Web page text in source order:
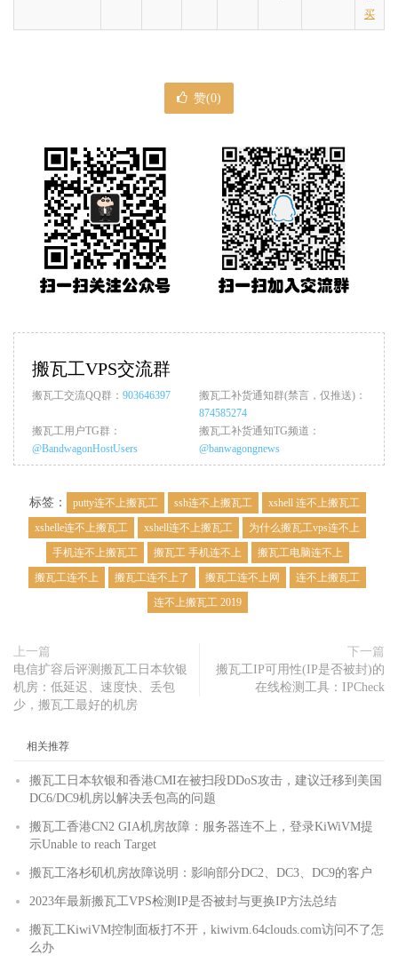
买
赞(0)
搬瓦工VPS交流群
搬瓦工交流QQ群： 903646397
搬瓦工补货通知群(禁言，仅推送)：
874585274
搬瓦工用户TG群：
@BandwagonHostUsers
搬瓦工补货通知TG频道：
@banwagongnews
标签： putty连不上搬瓦工 ssh连不上搬瓦工
xshell 连不上搬瓦工
xshelle连不上搬瓦工
xshell连不上搬瓦工
为什么搬瓦工vps连不上
手机连不上搬瓦工
搬瓦工 手机连不上
搬瓦工电脑连不上
搬瓦工连不上
搬瓦工连不上了 搬瓦工连不上网
连不上搬瓦工
连不上搬瓦工 2019
上一篇
电信扩容后评测搬瓦工日本软银
机房：低延迟、速度快、丢包
少，搬瓦工最好的机房
下一篇
搬瓦工IP可用性(IP是否被封)的
在线检测工具：IPCheck
相关推荐
搬瓦工日本软银和香港CMI在被扫段DDoS攻击，建议迁移到美国
DC6/DC9机房以解决丢包高的问题
搬瓦工香港CN2 GIA机房故障：服务器连不上，登录KiWiVM提
示Unable to reach Target
搬瓦工洛杉矶机房故障说明：影响部分DC2、DC3、DC9的客户
2023年最新搬瓦工VPS检测IP是否被封与更换IP方法总结
搬瓦工KiwiVM控制面板打不开，kiwivm.64clouds.com访问不了怎
么办